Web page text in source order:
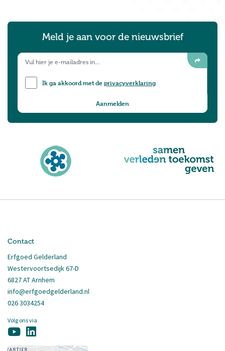
Meld je aan voor de nieuwsbrief
Ik ga akkoord met deprivacyverklaring
Contact
Erfgoed Gelderland
Westervoortsedijk 67-D
6827 AT Arnhem
info@erfgoedgelderland.nl
026 3034254
Volg ons via